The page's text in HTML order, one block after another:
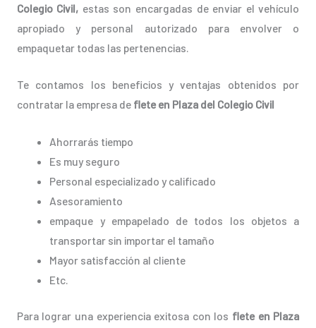
Colegio Civil, estas son encargadas de enviar el vehículo
apropiado y personal autorizado para envolver o
empaquetar todas las pertenencias.
Te contamos los beneficios y ventajas obtenidos por
contratar la empresa de flete en Plaza del Colegio Civil
Ahorrarás tiempo
Es muy seguro
Personal especializado y calificado
Asesoramiento
empaque y empapelado de todos los objetos a
transportar sin importar el tamaño
Mayor satisfacción al cliente
Etc.
Para lograr una experiencia exitosa con los flete en Plaza